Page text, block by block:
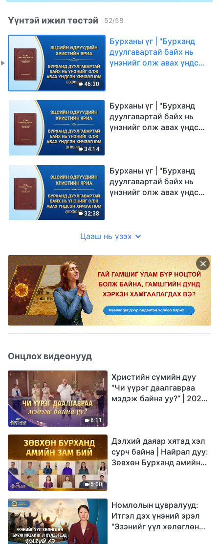
Үүнтэй ижил төстэй 52/58
46:30
Бурханы үг | "Бурханд
дуулгавартай байх нь
үнэнийг олж авах үндсэн
34:14
Бурханы үг | "Бурханд
дуулгавартай байх нь
үнэнийг олж авах үндсэн
32:38
Бурханы үг | "Бурханд
дуулгавартай байх нь
үнэнийг олж авах үндсэн
Цааш нь үзэх
Онцлох видеонууд
6:11
Христийн сүмийн дуу
“Чи үүрэг даалгавраа
мэдэж байна уу?” | 2026
5:00
Дэлхий даяар хятад хэл
сурч байна | Найрал дуу:
Зөвхөн Бурханд амийн
Номлолын цувралууд:
Итгэл дэх үнэний эрэл
"Эзэнийг үүл хөлөглөн